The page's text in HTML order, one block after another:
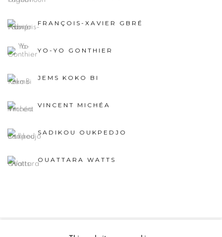
FRANÇOIS-XAVIER GBRÉ
YO-YO GONTHIER
JEMS KOKO BI
VINCENT MICHÉA
SADIKOU OUKPEDJO
OUATTARA WATTS